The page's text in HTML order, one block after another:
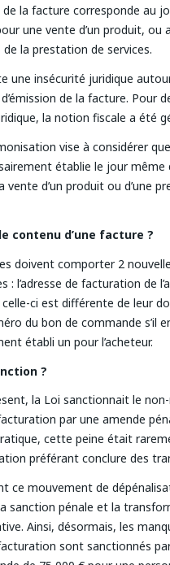
de la facture corresponde au
une vente d’un produit, ou
de la prestation de services.
une insécurité juridique
de la facture. Pour
la notion fiscale a été
vise à considérer
établie le jour même
vente d’un produit ou d’une
contenu d’une facture ?
doivent comporter 2
: l’adresse de facturation de
celle-ci est différente de leur
du bon de commande s’il
établi un pour l’acheteur.
?
la Loi sanctionnait le
par une amende
cette peine était
préférant conclure des
ce mouvement de
sanction pénale et la
Ainsi, désormais, les
sont sanctionnés